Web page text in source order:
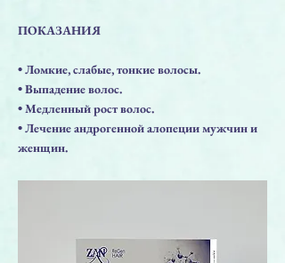
ПОКАЗАНИЯ
• Ломкие, слабые, тонкие волосы.
• Выпадение волос.
• Медленный рост волос.
• Лечение андрогенной алопеции мужчин и
женщин.